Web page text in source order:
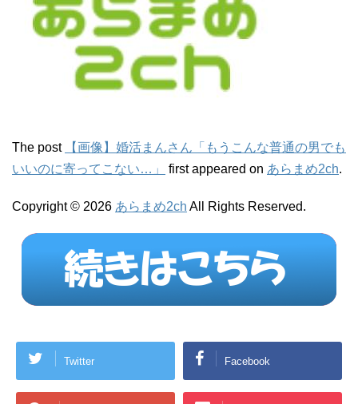
The post
【画像】婚活まんさん「もうこんな普通の男でも
いいのに寄ってこない…」
first appeared on あらまめ2ch.
Copyright © 2026 あらまめ2ch All Rights Reserved.
Twitter Facebook